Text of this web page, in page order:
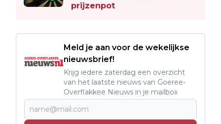
prijzenpot
Meld je aan voor de wekelijkse
nieuwsbrief!
Krijg iedere zaterdag een overzicht
van het laatste nieuws van Goeree-
Overflakkee Nieuws in je mailbox